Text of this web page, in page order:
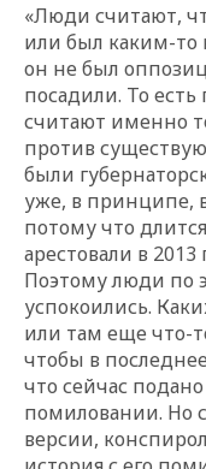
«Люди считают,
или был каким-то
он не был
посадили. То
считают именно
против
были
уже, в принципе,
потому что
арестовали в
Поэтому люди по
успокоились.
или там еще что-
чтобы в
что сейчас
помиловании. Но
версии,